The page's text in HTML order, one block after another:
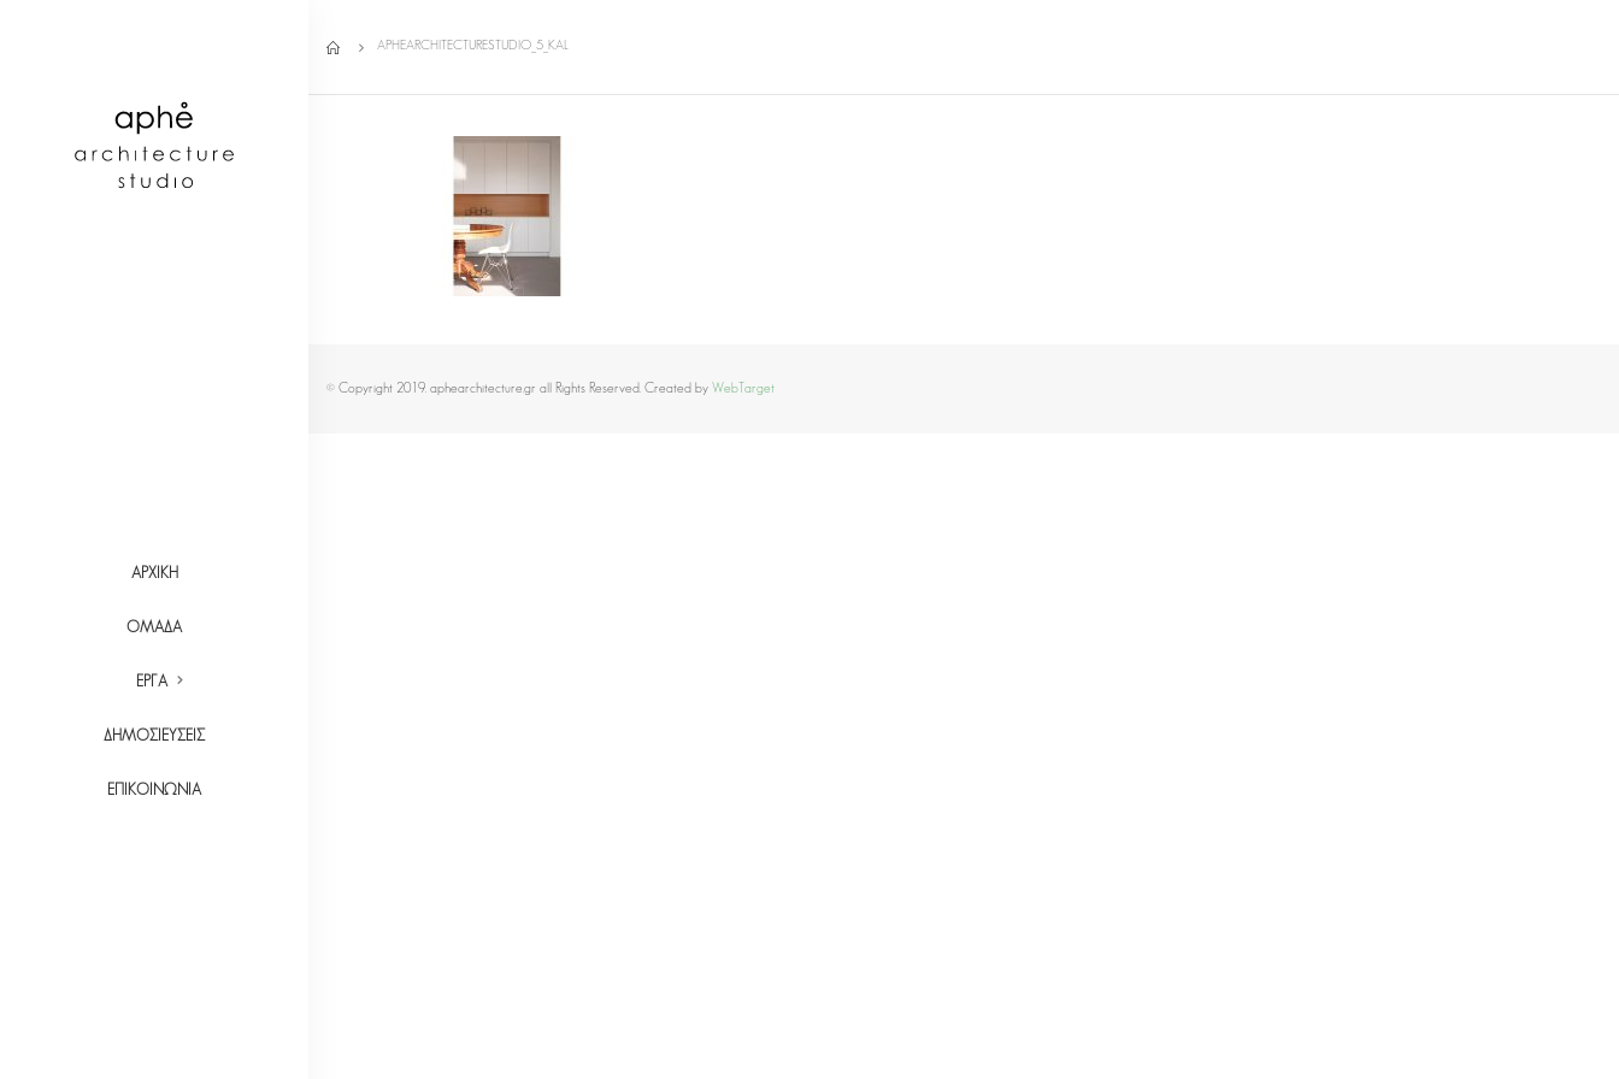
ΑΡΧΙΚΉ
ΟΜΆΔΑ
ΈΡΓΑ
ΔΗΜΟΣΙΕΎΣΕΙΣ
ΕΠΙΚΟΙΝΩΝΊΑ
APHEARCHITECTURESTUDIO_5_KAL
© Copyright 2019. aphearchitecture.gr all Rights Reserved. Created by WebTarget